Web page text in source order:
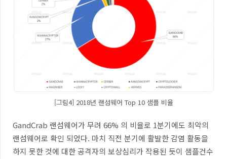
[그림4] 2018년 랜섬웨어 Top 10 샘플 비율
GandCrab 랜섬웨어가 무려 66% 의 비율로 1분기에도 최악의
랜섬웨어로 확인 되었다. 마치 직전 분기에 활발한 감염 활동을
하지 못한 것에 대한 공격자의 보상심리가 작용된 듯이 샘플건수